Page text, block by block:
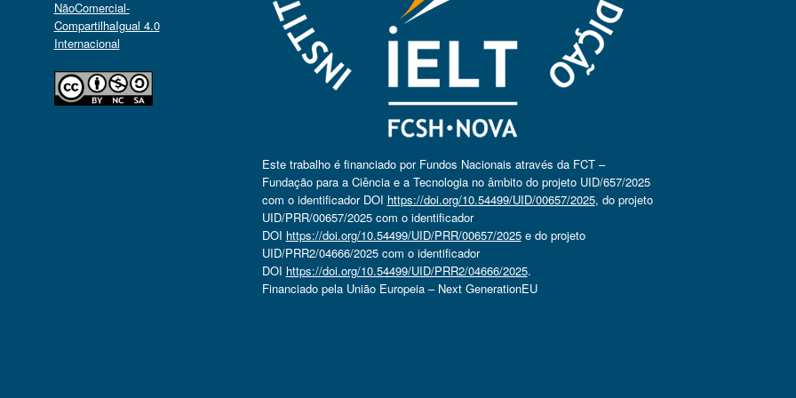
NãoComercial-
CompartilhaIgual 4.0
Internacional
Este trabalho é financiado por Fundos Nacionais através da FCT –
Fundação para a Ciência e a Tecnologia no âmbito do projeto UID/657/2025
com o identificador DOI https://doi.org/10.54499/UID/00657/2025, do projeto
UID/PRR/00657/2025 com o identificador
DOI https://doi.org/10.54499/UID/PRR/00657/2025e do projeto
UID/PRR2/04666/2025 com o identificador
DOI https://doi.org/10.54499/UID/PRR2/04666/2025.
Financiado pela União Europeia – Next GenerationEU